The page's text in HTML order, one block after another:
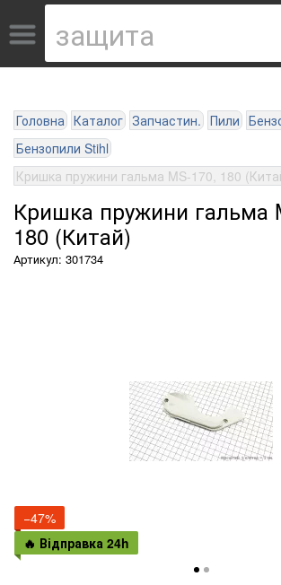
Головна Каталог Запчастин. Пили
Бензопили Stihl
Кришка пружини гальма MS-170, 180
Кришка пружини гальма
180 (Китай)
Артикул: 301734
−47%
🔥 Відправка 24h